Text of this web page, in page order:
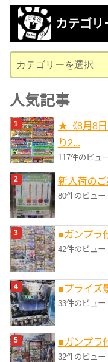
カ
ブ
カテゴリ
テ
ゴ
リ
ー
人気記事
★《8月8日
り2...
117件のビュ
新入荷の
80件のビュー
■ガンプラ
42件のビュー
■プライズ
33件のビュー
■ガンプラ
32件のビュー